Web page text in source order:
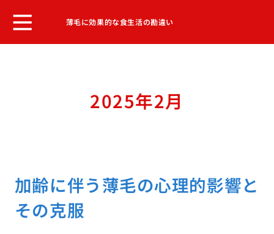
薄毛に効果的な食生活の勘違い
2025年2月
加齢に伴う薄毛の心理的影響と
その克服